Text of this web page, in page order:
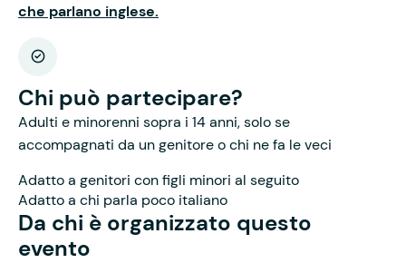
che parlano inglese.
Chi può partecipare?
Adulti e minorenni sopra i 14 anni, solo se
accompagnati da un genitore o chi ne fa le veci
Adatto a genitori con figli minori al seguito
Adatto a chi parla poco italiano
Da chi è organizzato questo
evento